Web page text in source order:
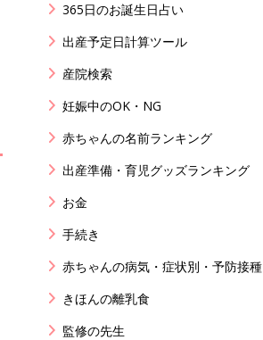
365日のお誕生日占い
出産予定日計算ツール
産院検索
妊娠中のOK・NG
赤ちゃんの名前ランキング
出産準備・育児グッズランキング
お金
手続き
赤ちゃんの病気・症状別・予防接種
きほんの離乳食
監修の先生